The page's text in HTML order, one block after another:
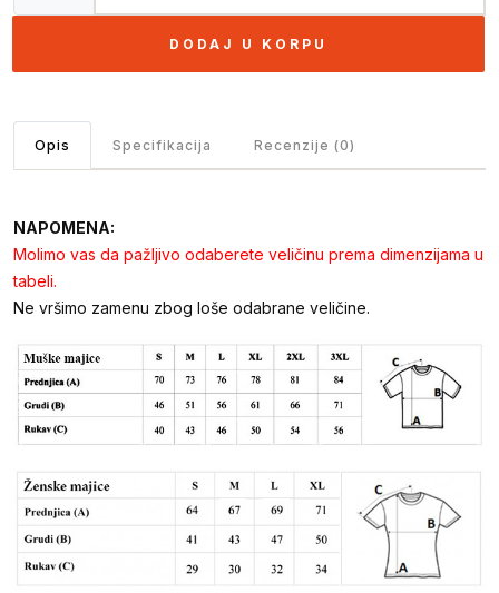
DODAJ U KORPU
Opis Specifikacija Recenzije (0)
NAPOMENA:
Molimo vas da pažljivo odaberete veličinu prema dimenzijama u
tabeli.
Ne vršimo zamenu zbog loše odabrane veličine.